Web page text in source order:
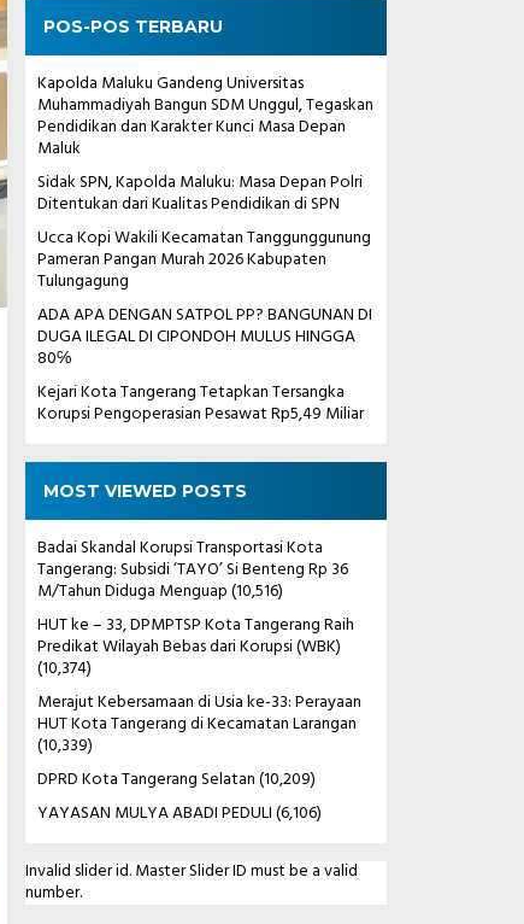
POS-POS TERBARU
Kapolda Maluku Gandeng Universitas
Muhammadiyah Bangun SDM Unggul, Tegaskan
Pendidikan dan Karakter Kunci Masa Depan
Maluk
Sidak SPN, Kapolda Maluku: Masa Depan Polri
Ditentukan dari Kualitas Pendidikan di SPN
Ucca Kopi Wakili Kecamatan Tanggunggunung
Pameran Pangan Murah 2026 Kabupaten
Tulungagung
ADA APA DENGAN SATPOL PP? BANGUNAN DI
DUGA ILEGAL DI CIPONDOH MULUS HINGGA
80℅
Kejari Kota Tangerang Tetapkan Tersangka
Korupsi Pengoperasian Pesawat Rp5,49 Miliar
MOST VIEWED POSTS
Badai Skandal Korupsi Transportasi Kota
Tangerang: Subsidi ‘TAYO’ Si Benteng Rp 36
M/Tahun Diduga Menguap(10,516)
HUT ke – 33, DPMPTSP Kota Tangerang Raih
Predikat Wilayah Bebas dari Korupsi (WBK)
(10,374)
Merajut Kebersamaan di Usia ke-33: Perayaan
HUT Kota Tangerang di Kecamatan Larangan
(10,339)
DPRD Kota Tangerang Selatan(10,209)
YAYASAN MULYA ABADI PEDULI(6,106)
Invalid slider id. Master Slider ID must be a valid
number.